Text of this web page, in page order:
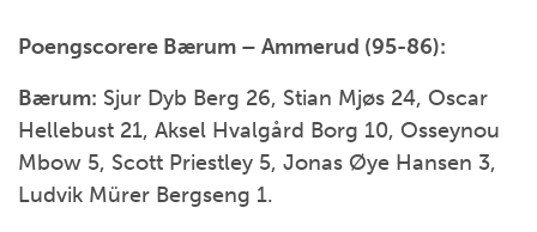
Poengscorere Bærum – Ammerud (95-86):
Bærum: Sjur Dyb Berg 26, Stian Mjøs 24, Oscar
Hellebust 21, Aksel Hvalgård Borg 10, Osseynou
Mbow 5, Scott Priestley 5, Jonas Øye Hansen 3,
Ludvik Mürer Bergseng 1.